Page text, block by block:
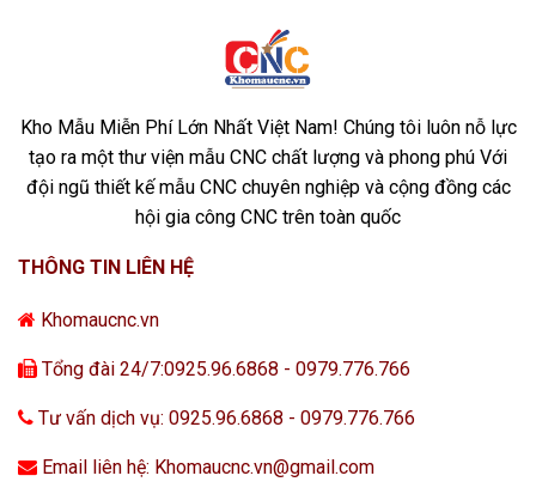
Kho Mẫu Miễn Phí Lớn Nhất Việt Nam! Chúng tôi luôn nỗ lực
tạo ra một thư viện mẫu CNC chất lượng và phong phú Với
đội ngũ thiết kế mẫu CNC chuyên nghiệp và cộng đồng các
hội gia công CNC trên toàn quốc
THÔNG TIN LIÊN HỆ
Khomaucnc.vn
Tổng đài 24/7:0925.96.6868 - 0979.776.766
Tư vấn dịch vụ: 0925.96.6868 - 0979.776.766
Email liên hệ: Khomaucnc.vn@gmail.com